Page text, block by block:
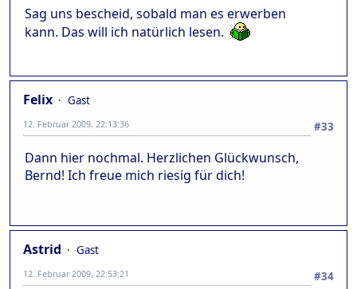
Sag uns bescheid, sobald man es erwerben
kann. Das will ich natürlich lesen.
Felix
Gast
#33
12. Februar 2009, 22:13:36
Dann hier nochmal. Herzlichen Glückwunsch,
Bernd! Ich freue mich riesig für dich!
Astrid
Gast
#34
12. Februar 2009, 22:53:21